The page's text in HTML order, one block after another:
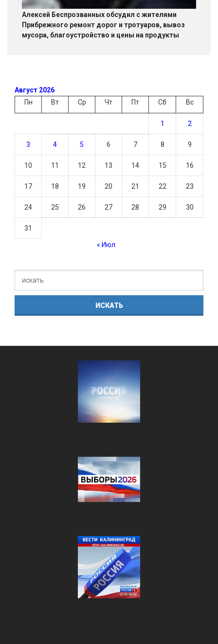
Алексей Беспрозванных обсудил с жителями
Прибрежного ремонт дорог и тротуаров, вывоз
мусора, благоустройство и цены на продукты
Август 2026
Пн
Вт Ср Чт Пт Сб Вс
1 2
3 4 5 6 7 8 9
10 11 12 13 14 15 16
17 18 19 20 21 22 23
24 25 26 27 28 29 30
31
« Июл